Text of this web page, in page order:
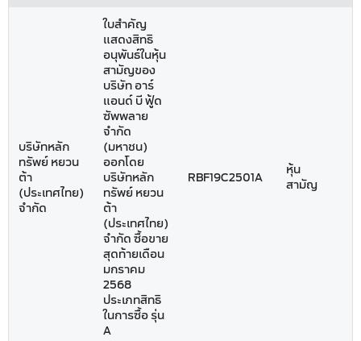
บริษัทหลัก
ทรัพย์ หยวน
ต้า
(ประเทศไทย)
จำกัด
ใบสำคัญ
แสดงสิทธิ
อนุพันธ์ในหุ้น
สามัญของ
บริษัท อาร์
แอนด์ บี ฟู้ด
ซัพพลาย
จำกัด
(มหาชน)
ออกโดย
บริษัทหลัก
ทรัพย์ หยวน
ต้า
(ประเทศไทย)
จำกัด ซื้อขาย
สุดท้ายเดือน
มกราคม
2568
ประเภทสิทธิ
ในการซื้อ รุ่น
A
RBF19C2501A
หุ้น
สามัญ